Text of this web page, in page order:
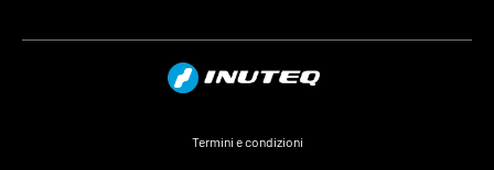
Termini e condizioni